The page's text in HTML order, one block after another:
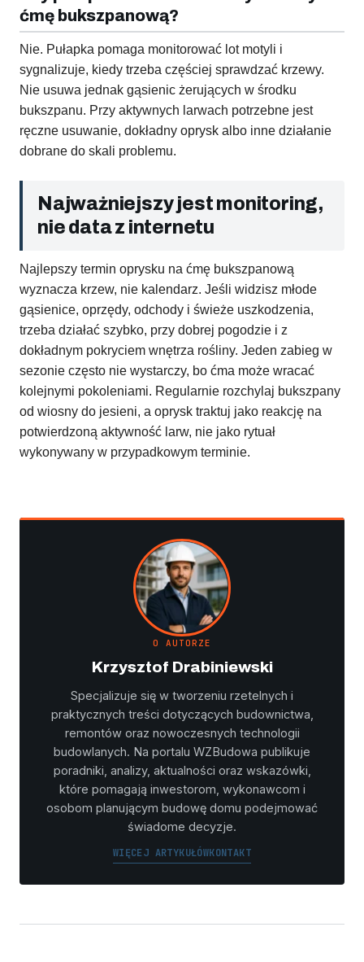
ćmę bukszpanową?
Nie. Pułapka pomaga monitorować lot motyli i
sygnalizuje, kiedy trzeba częściej sprawdzać krzewy.
Nie usuwa jednak gąsienic żerujących w środku
bukszpanu. Przy aktywnych larwach potrzebne jest
ręczne usuwanie, dokładny oprysk albo inne działanie
dobrane do skali problemu.
Najważniejszy jest monitoring,
nie data z internetu
Najlepszy termin oprysku na ćmę bukszpanową
wyznacza krzew, nie kalendarz. Jeśli widzisz młode
gąsienice, oprzędy, odchody i świeże uszkodzenia,
trzeba działać szybko, przy dobrej pogodzie i z
dokładnym pokryciem wnętrza rośliny. Jeden zabieg w
sezonie często nie wystarczy, bo ćma może wracać
kolejnymi pokoleniami. Regularnie rozchylaj bukszpany
od wiosny do jesieni, a oprysk traktuj jako reakcję na
potwierdzoną aktywność larw, nie jako rytuał
wykonywany w przypadkowym terminie.
O AUTORZE
Krzysztof Drabiniewski
Specjalizuje się w tworzeniu rzetelnych i
praktycznych treści dotyczących budownictwa,
remontów oraz nowoczesnych technologii
budowlanych. Na portalu WZBudowa publikuje
poradniki, analizy, aktualności oraz wskazówki,
które pomagają inwestorom, wykonawcom i
osobom planującym budowę domu podejmować
świadome decyzje.
WIĘCEJ ARTYKUŁÓWKONTAKT